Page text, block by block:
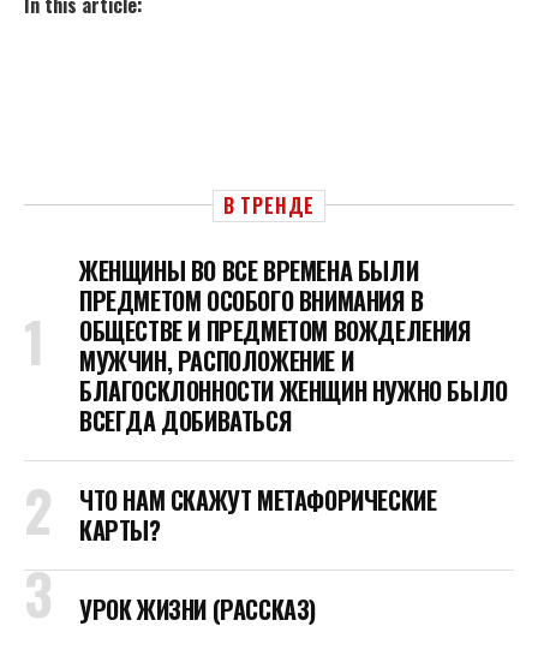
В ТРЕНДЕ
ЖЕНЩИНЫ ВО ВСЕ ВРЕМЕНА БЫЛИ
ПРЕДМЕТОМ ОСОБОГО ВНИМАНИЯ В
ОБЩЕСТВЕ И ПРЕДМЕТОМ ВОЖДЕЛЕНИЯ
МУЖЧИН, РАСПОЛОЖЕНИЕ И
БЛАГОСКЛОННОСТИ ЖЕНЩИН НУЖНО БЫЛО
ВСЕГДА ДОБИВАТЬСЯ
ЧТО НАМ СКАЖУТ МЕТАФОРИЧЕСКИЕ
КАРТЫ?
УРОК ЖИЗНИ (РАССКАЗ)